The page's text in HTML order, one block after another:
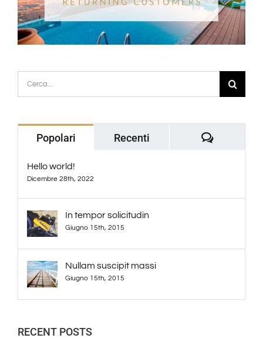
Cerca
per:
Popolari Recenti Commenti
Hello world!
Dicembre 28th, 2022
In tempor solicitudin
Giugno 15th, 2015
Nullam suscipit massi
Giugno 15th, 2015
RECENT POSTS